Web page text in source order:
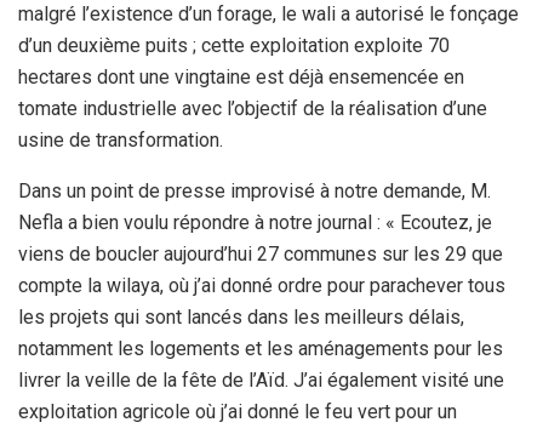
malgré l’existence d’un forage, le wali a autorisé le fonçage
d’un deuxième puits ; cette exploitation exploite 70
hectares dont une vingtaine est déjà ensemencée en
tomate industrielle avec l’objectif de la réalisation d’une
usine de transformation.
Dans un point de presse improvisé à notre demande, M.
Nefla a bien voulu répondre à notre journal : « Ecoutez, je
viens de boucler aujourd’hui 27 communes sur les 29 que
compte la wilaya, où j’ai donné ordre pour parachever tous
les projets qui sont lancés dans les meilleurs délais,
notamment les logements et les aménagements pour les
livrer la veille de la fête de l’Aïd. J’ai également visité une
exploitation agricole où j’ai donné le feu vert pour un